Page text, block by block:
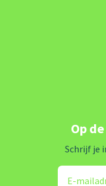
Op
Schrijf je